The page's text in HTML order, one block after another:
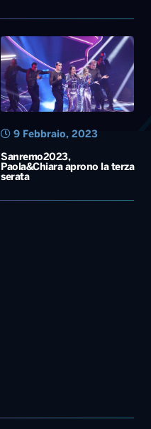
Sanremo2023,
Paola&Chiara aprono la terza
serata
9 Febbraio, 2023